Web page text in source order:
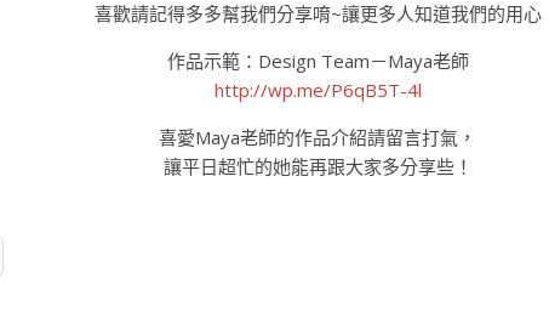
喜歡請記得多多幫我們分享唷~讓更多人知道我們的用心
作品示範：Design Team－Maya老師
http://wp.me/P6qB5T-4l
喜愛Maya老師的作品介紹請留言打氣，
讓平日超忙的她能再跟大家多分享些！